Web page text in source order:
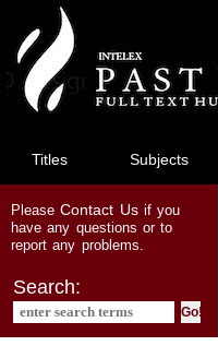
main
content
Titles Subjects
PleaseContact Usif you
have any questions or to
report any problems.
Search: